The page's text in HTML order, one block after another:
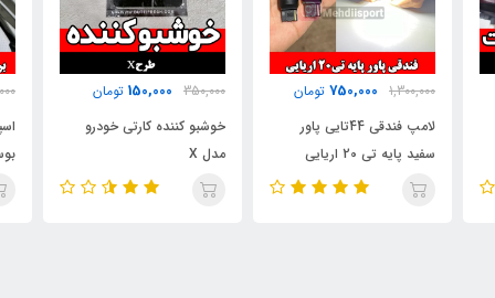
350,000
150,000 تومان
خوشبو کننده کارتی خودرو
مدل X
850,000
750,000 تومان
اسپری آبگریزکننده و سرامیک
مدل Humber Ceramic